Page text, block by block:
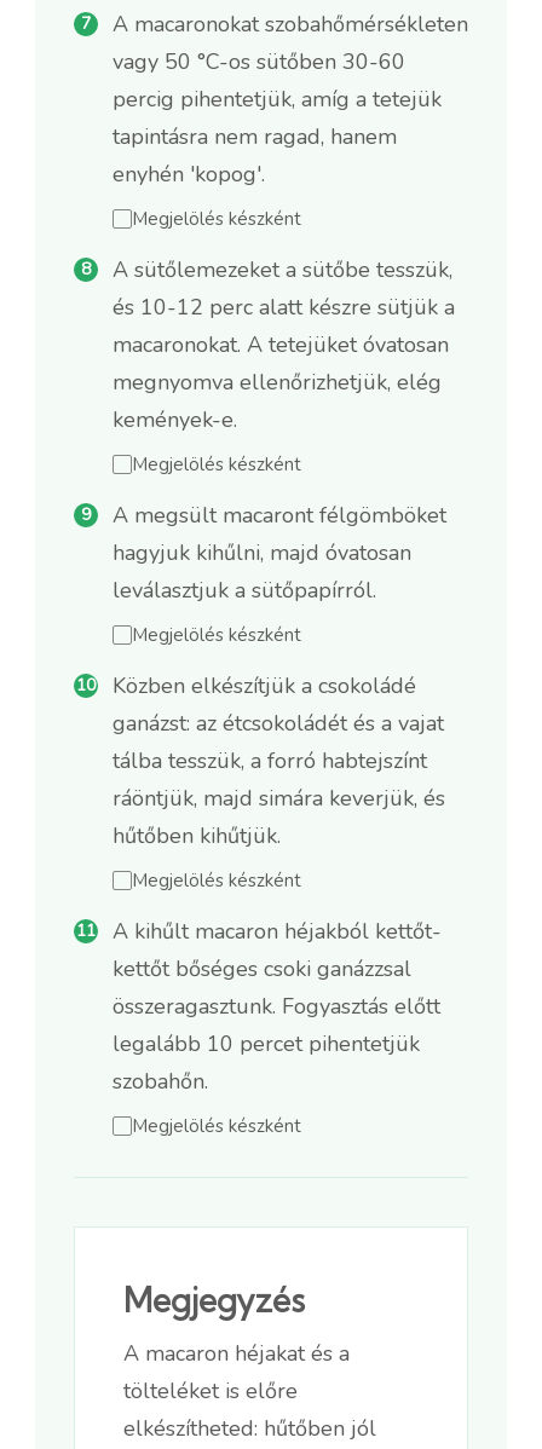
A macaronokat szobahőmérsékleten
vagy 50 °C-os sütőben 30-60
percig pihentetjük, amíg a tetejük
tapintásra nem ragad, hanem
enyhén 'kopog'.
Megjelölés készként
A sütőlemezeket a sütőbe tesszük,
és 10-12 perc alatt készre sütjük a
macaronokat. A tetejüket óvatosan
megnyomva ellenőrizhetjük, elég
kemények-e.
Megjelölés készként
A megsült macaront félgömböket
hagyjuk kihűlni, majd óvatosan
leválasztjuk a sütőpapírról.
Megjelölés készként
Közben elkészítjük a csokoládé
ganázst: az étcsokoládét és a vajat
tálba tesszük, a forró habtejszínt
ráöntjük, majd simára keverjük, és
hűtőben kihűtjük.
Megjelölés készként
A kihűlt macaron héjakból kettőt-
kettőt bőséges csoki ganázzsal
összeragasztunk. Fogyasztás előtt
legalább 10 percet pihentetjük
szobahőn.
Megjelölés készként
Megjegyzés
A macaron héjakat és a
tölteléket is előre
elkészítheted: hűtőben jól